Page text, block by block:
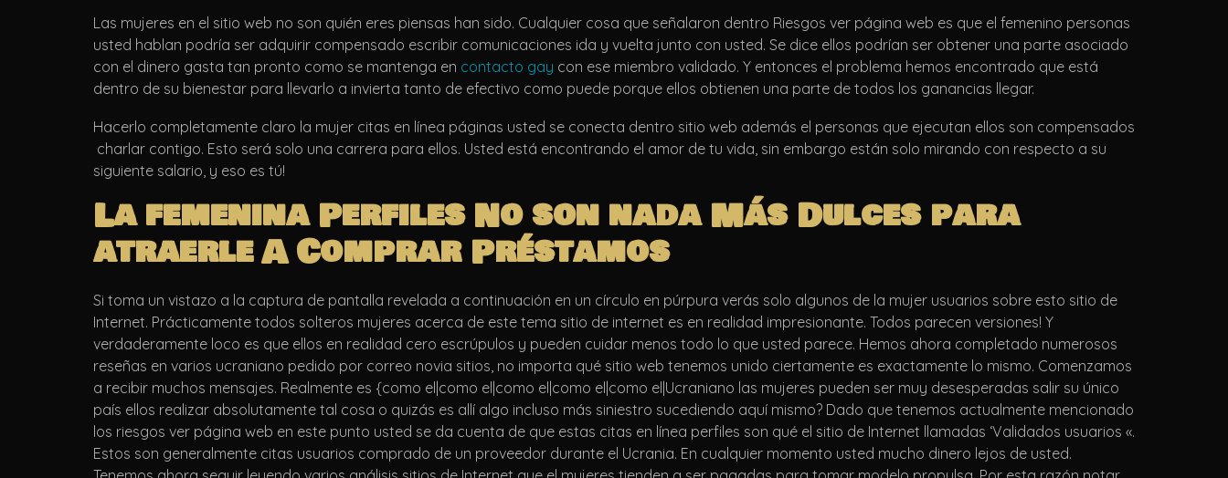
Las mujeres en el sitio web no son quién eres piensas han sido. Cualquier cosa que señalaron dentro Riesgos ver página web es que el femenino personas
usted hablan podría ser adquirir compensado escribir comunicaciones ida y vuelta junto con usted. Se dice ellos podrían ser obtener una parte asociado
con el dinero gasta tan pronto como se mantenga en contacto gay con ese miembro validado. Y entonces el problema hemos encontrado que está
dentro de su bienestar para llevarlo a invierta tanto de efectivo como puede porque ellos obtienen una parte de todos los ganancias llegar.
Hacerlo completamente claro la mujer citas en línea páginas usted se conecta dentro sitio web además el personas que ejecutan ellos son compensados
​​ charlar contigo. Esto será solo una carrera para ellos. Usted está encontrando el amor de tu vida, sin embargo están solo mirando con respecto a su
siguiente salario, y eso es tú!
La femenina Perfiles No son nada Más Dulces para
atraerle A Comprar Préstamos
Si toma un vistazo a la captura de pantalla revelada a continuación en un círculo en púrpura verás solo algunos de la mujer usuarios sobre esto sitio de
Internet. Prácticamente todos solteros mujeres acerca de este tema sitio de internet es en realidad impresionante. Todos parecen versiones! Y
verdaderamente loco es que ellos en realidad cero escrúpulos y pueden cuidar menos todo lo que usted parece. Hemos ahora completado numerosos
reseñas en varios ucraniano pedido por correo novia sitios, no importa qué sitio web tenemos unido ciertamente es exactamente lo mismo. Comenzamos
a recibir muchos mensajes. Realmente es {como el|como el|como el|como el|como el|Ucraniano las mujeres pueden ser muy desesperadas salir su único
país ellos realizar absolutamente tal cosa o quizás es allí algo incluso más siniestro sucediendo aquí mismo? Dado que tenemos actualmente mencionado
los riesgos ver página web en este punto usted se da cuenta de que estas citas en línea perfiles son qué el sitio de Internet llamadas ‘Validados usuarios «.
Estos son generalmente citas usuarios comprado de un proveedor durante el Ucrania. En cualquier momento usted mucho dinero lejos de usted.